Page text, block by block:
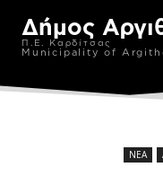
Δήμος
Π.Ε. Καρδίτσας
Municipality of
ΝΕΑ